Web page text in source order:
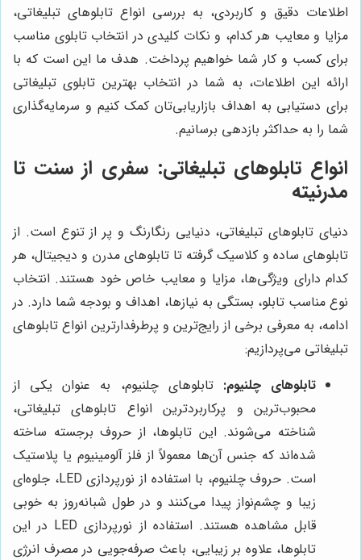
اطلاعات دقیق و کاربردی، به بررسی انواع تابلوهای تبلیغاتی،
مزایا و معایب هر کدام، و نکات کلیدی در انتخاب تابلوی مناسب
برای کسب و کار شما خواهیم پرداخت. هدف ما این است که با
ارائه این اطلاعات، به شما در انتخاب بهترین تابلوی تبلیغاتی
برای دستیابی به اهداف بازاریابی‌تان کمک کنیم و سرمایه‌گذاری
شما را به حداکثر بازدهی برسانیم.
انواع تابلوهای تبلیغاتی: سفری از سنت تا
مدرنیته
دنیای تابلوهای تبلیغاتی، دنیایی رنگارنگ و پر از تنوع است. از
تابلوهای ساده و کلاسیک گرفته تا تابلوهای مدرن و دیجیتال، هر
کدام دارای ویژگی‌ها، مزایا و معایب خاص خود هستند. انتخاب
نوع مناسب تابلو، بستگی به نیازها، اهداف و بودجه شما دارد. در
ادامه، به معرفی برخی از رایج‌ترین و پرطرفدارترین انواع تابلوهای
تبلیغاتی می‌پردازیم:
تابلوهای چلنیوم: تابلوهای چلنیوم، به عنوان یکی از
محبوب‌ترین و پرکاربردترین انواع تابلوهای تبلیغاتی،
شناخته می‌شوند. این تابلوها، از حروف برجسته ساخته
شده‌اند که جنس آن‌ها معمولاً از فلز آلومینیوم یا پلاستیک
است. حروف چلنیوم، با استفاده از نورپردازی LED، جلوه‌ای
زیبا و چشم‌نواز پیدا می‌کنند و در طول شبانه‌روز به خوبی
قابل مشاهده هستند. استفاده از نورپردازی LED در این
تابلوها، علاوه بر زیبایی، باعث صرفه‌جویی در مصرف انرژی